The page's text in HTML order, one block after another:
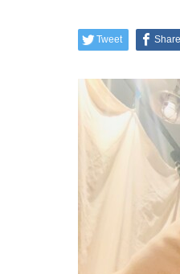
Tweet Share